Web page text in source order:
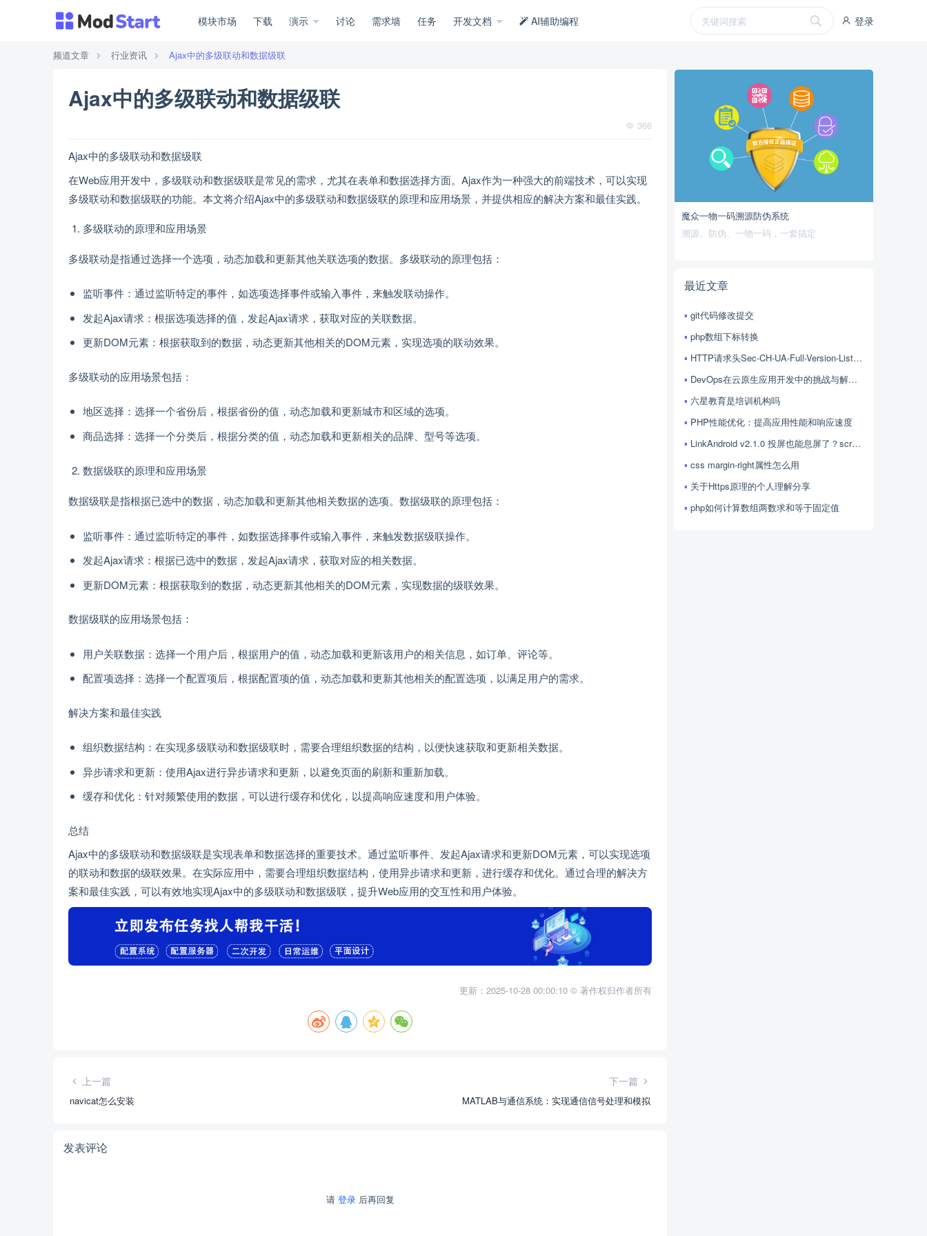
登录
模块市场 下载 演示 讨论 需求墙 任务 开发文档 AI辅助编程
频道文章 行业资讯 Ajax中的多级联动和数据级联
Ajax中的多级联动和数据级联
366
Ajax中的多级联动和数据级联
在Web应用开发中，多级联动和数据级联是常见的需求，尤其在表单和数据选择方面。Ajax作为一种强大的前端技术，可以实现
多级联动和数据级联的功能。本文将介绍Ajax中的多级联动和数据级联的原理和应用场景，并提供相应的解决方案和最佳实践。
多级联动的原理和应用场景
多级联动是指通过选择一个选项，动态加载和更新其他关联选项的数据。多级联动的原理包括：
监听事件：通过监听特定的事件，如选项选择事件或输入事件，来触发联动操作。
发起Ajax请求：根据选项选择的值，发起Ajax请求，获取对应的关联数据。
更新DOM元素：根据获取到的数据，动态更新其他相关的DOM元素，实现选项的联动效果。
多级联动的应用场景包括：
地区选择：选择一个省份后，根据省份的值，动态加载和更新城市和区域的选项。
商品选择：选择一个分类后，根据分类的值，动态加载和更新相关的品牌、型号等选项。
数据级联的原理和应用场景
数据级联是指根据已选中的数据，动态加载和更新其他相关数据的选项。数据级联的原理包括：
监听事件：通过监听特定的事件，如数据选择事件或输入事件，来触发数据级联操作。
发起Ajax请求：根据已选中的数据，发起Ajax请求，获取对应的相关数据。
更新DOM元素：根据获取到的数据，动态更新其他相关的DOM元素，实现数据的级联效果。
数据级联的应用场景包括：
用户关联数据：选择一个用户后，根据用户的值，动态加载和更新该用户的相关信息，如订单、评论等。
配置项选择：选择一个配置项后，根据配置项的值，动态加载和更新其他相关的配置选项，以满足用户的需求。
解决方案和最佳实践
组织数据结构：在实现多级联动和数据级联时，需要合理组织数据的结构，以便快速获取和更新相关数据。
异步请求和更新：使用Ajax进行异步请求和更新，以避免页面的刷新和重新加载。
缓存和优化：针对频繁使用的数据，可以进行缓存和优化，以提高响应速度和用户体验。
总结
Ajax中的多级联动和数据级联是实现表单和数据选择的重要技术。通过监听事件、发起Ajax请求和更新DOM元素，可以实现选项
的联动和数据的级联效果。在实际应用中，需要合理组织数据结构，使用异步请求和更新，进行缓存和优化。通过合理的解决方
案和最佳实践，可以有效地实现Ajax中的多级联动和数据级联，提升Web应用的交互性和用户体验。
更新：2025-10-28 00:00:10 © 著作权归作者所有
上一篇
navicat怎么安装
下一篇
MATLAB与通信系统：实现通信信号处理和模拟
发表评论
请 登录后再回复
魔众一物一码溯源防伪系统
溯源、防伪、一物一码，一套搞定
最近文章
git代码修改提交
php数组下标转换
HTTP请求头Sec-CH-UA-Full-Version-List的用法
DevOps在云原生应用开发中的挑战与解决方案探讨
六星教育是培训机构吗
PHP性能优化：提高应用性能和响应速度
LinkAndroid v2.1.0 投屏也能息屏了？scrcpy 4.1 加持，LinkAndroid 让屏幕控制更随心
css margin-right属性怎么用
关于Https原理的个人理解分享
php如何计算数组两数求和等于固定值